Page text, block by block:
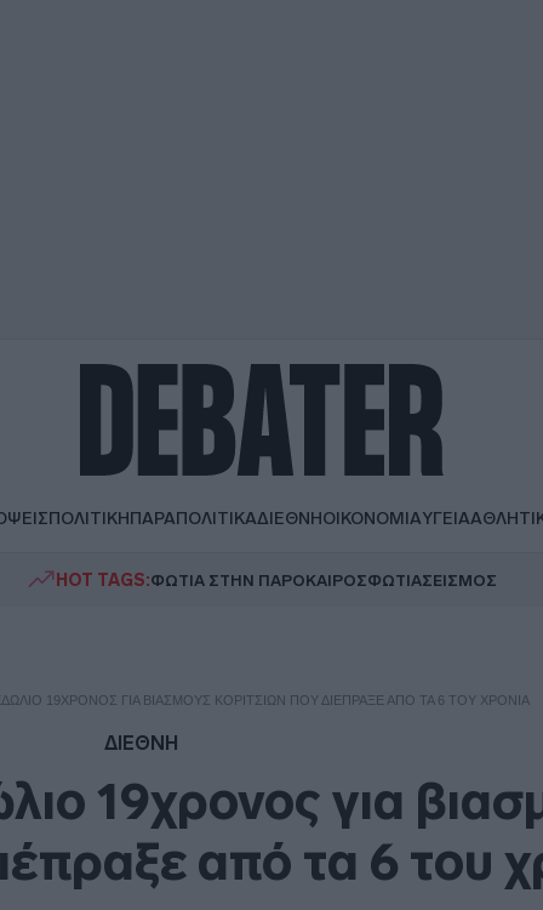
ΠΟΛΙΤΙΚΗΠΑΡΑΠΟΛΙΤΙΚΑΔΙΕΘΝΗΟΙΚΟΝΟΜΙΑΥΓΕΙΑ
HOT TAGS:ΦΩΤΙΑ ΣΤΗΝ ΠΑΡΟΚΑΙΡΟΣΦΩΤΙΑΣΕΙΣΜΟΣ
19ΧΡΟΝΟΣ ΓΙΑ ΒΙΑΣΜΟΎΣ ΚΟΡΙΤΣΙΏΝ ΠΟΥ ΔΙΈΠΡΑΞΕ ΑΠΌ ΤΑ 6 ΤΟΥ ΧΡΌΝΙΑ
ΔΙΕΘΝΗ
19χρονος για
από τα 6 του